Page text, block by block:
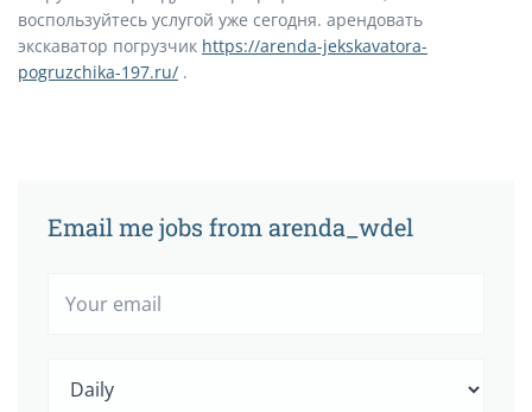
воспользуйтесь услугой уже сегодня. арендовать
экскаватор погрузчик https://arenda-jekskavatora-
pogruzchika-197.ru/ .
Email me jobs from arenda_wdel